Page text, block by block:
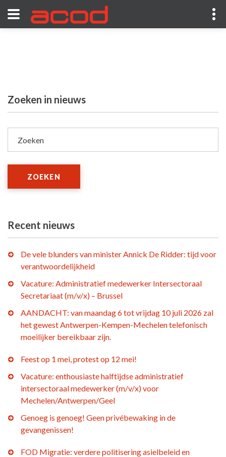
Zoeken in nieuws
Zoeken
ZOEKEN
Recent nieuws
De vele blunders van minister Annick De Ridder: tijd voor
verantwoordelijkheid
Vacature: Administratief medewerker Intersectoraal
Secretariaat (m/v/x) – Brussel
AANDACHT: van maandag 6 tot vrijdag 10 juli 2026 zal
het gewest Antwerpen-Kempen-Mechelen telefonisch
moeilijker bereikbaar zijn.
Feest op 1 mei, protest op 12 mei!
Vacature: enthousiaste halftijdse administratief
intersectoraal medewerker (m/v/x) voor
Mechelen/Antwerpen/Geel
Genoeg is genoeg! Geen privébewaking in de
gevangenissen!
FOD Migratie: verdere politisering asielbeleid en